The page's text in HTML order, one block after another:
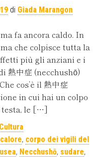
di Giada Marangon
fa ancora caldo. In
che colpisce tutta la
più gli anziani e i
熱中症 (necchushō)
cos’è il 熱中症
in cui hai un colpo
testa, le […]
Cultura
, corpo dei vigili del
, Necchushō, sudare,